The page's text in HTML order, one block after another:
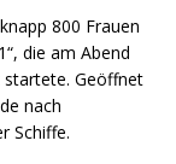
800 Frauen
die am Abend
Geöffnet
nach
Schiffe.